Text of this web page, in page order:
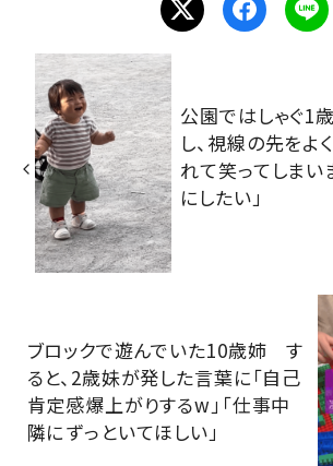
公園ではしゃぐ1
し、視線の先をよ
れて笑ってしまい
にしたい」
ブロックで遊んでいた10歳姉 す
ると、2歳妹が発した言葉に「自己
肯定感爆上がりするw」「仕事中
隣にずっといてほしい」